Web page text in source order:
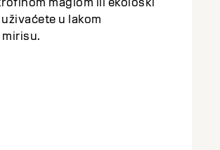
u lakom